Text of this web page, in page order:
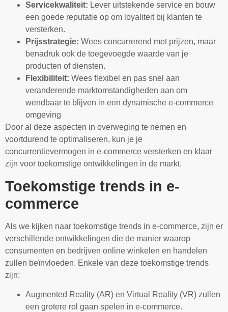
Servicekwaliteit: Lever uitstekende service en bouw
een goede reputatie op om loyaliteit bij klanten te
versterken.
Prijsstrategie: Wees concurrerend met prijzen, maar
benadruk ook de toegevoegde waarde van je
producten of diensten.
Flexibiliteit: Wees flexibel en pas snel aan
veranderende marktomstandigheden aan om
wendbaar te blijven in een dynamische e-commerce
omgeving
Door al deze aspecten in overweging te nemen en
voortdurend te optimaliseren, kun je je
concurrentievermogen in e-commerce versterken en klaar
zijn voor toekomstige ontwikkelingen in de markt.
Toekomstige trends in e-
commerce
Als we kijken naar toekomstige trends in e-commerce, zijn er
verschillende ontwikkelingen die de manier waarop
consumenten en bedrijven online winkelen en handelen
zullen beïnvloeden. Enkele van deze toekomstige trends
zijn:
Augmented Reality (AR) en Virtual Reality (VR) zullen
een grotere rol gaan spelen in e-commerce.